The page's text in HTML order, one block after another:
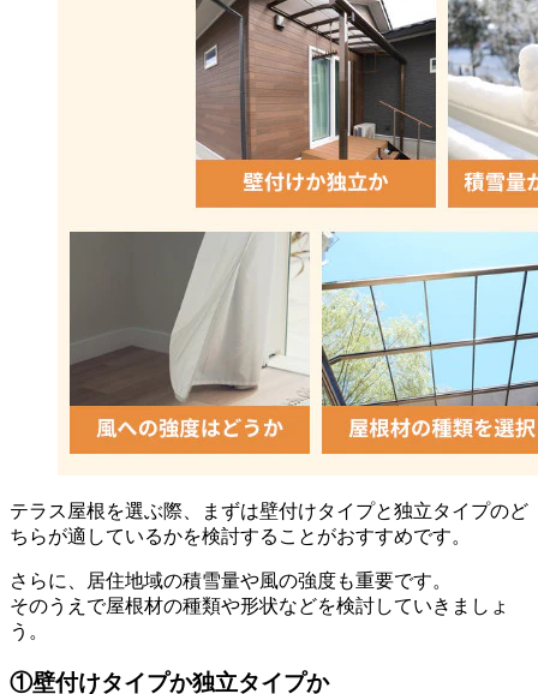
テラス屋根を選ぶ際、まずは壁付けタイプと独立タイプのど
ちらが適しているかを検討することがおすすめです。
さらに、居住地域の積雪量や風の強度も重要です。
そのうえで屋根材の種類や形状などを検討していきましょ
う。
①壁付けタイプか独立タイプか